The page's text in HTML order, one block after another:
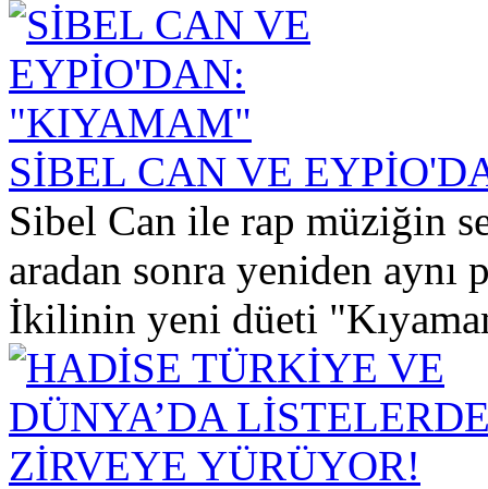
SİBEL CAN VE
Sibel Can ile rap müziğin
aradan sonra yeniden aynı
İkilinin yeni düeti